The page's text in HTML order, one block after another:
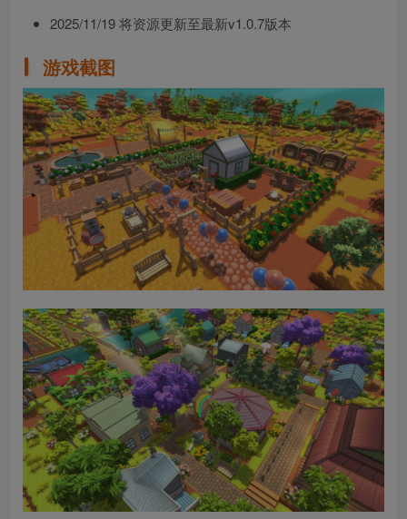
2025/11/19 将资源更新至最新v1.0.7版本
游戏截图